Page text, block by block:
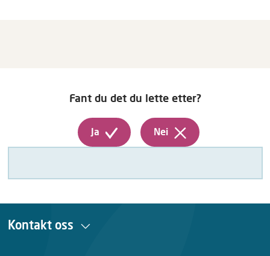
Fant du det du lette etter?
Ja Nei
Kontakt oss